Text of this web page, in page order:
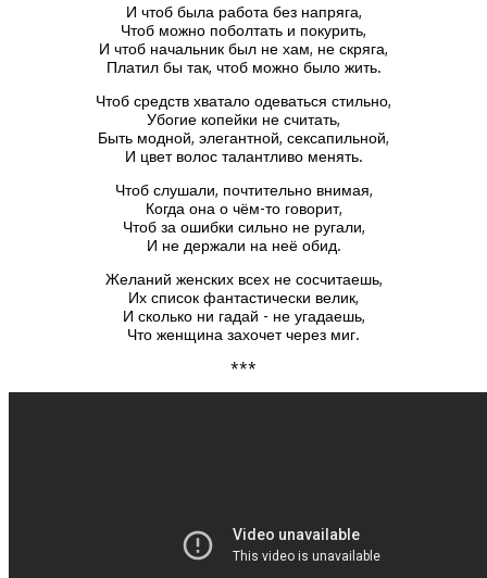
И чтоб была работа без напряга,
Чтоб можно поболтать и покурить,
И чтоб начальник был не хам, не скряга,
Платил бы так, чтоб можно было жить.
Чтоб средств хватало одеваться стильно,
Убогие копейки не считать,
Быть модной, элегантной, сексапильной,
И цвет волос талантливо менять.
Чтоб слушали, почтительно внимая,
Когда она о чём-то говорит,
Чтоб за ошибки сильно не ругали,
И не держали на неё обид.
Желаний женских всех не сосчитаешь,
Их список фантастически велик,
И сколько ни гадай - не угадаешь,
Что женщина захочет через миг.
***